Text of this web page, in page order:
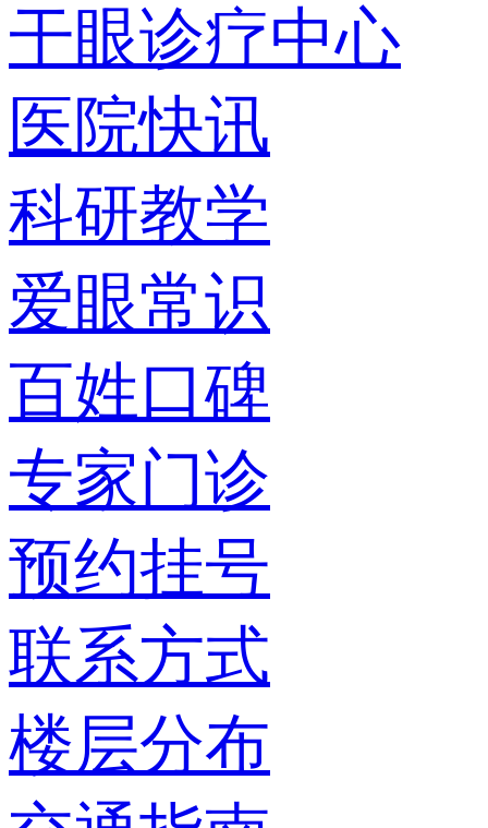
干眼诊疗中心
医院快讯
科研教学
爱眼常识
百姓口碑
专家门诊
预约挂号
联系方式
楼层分布